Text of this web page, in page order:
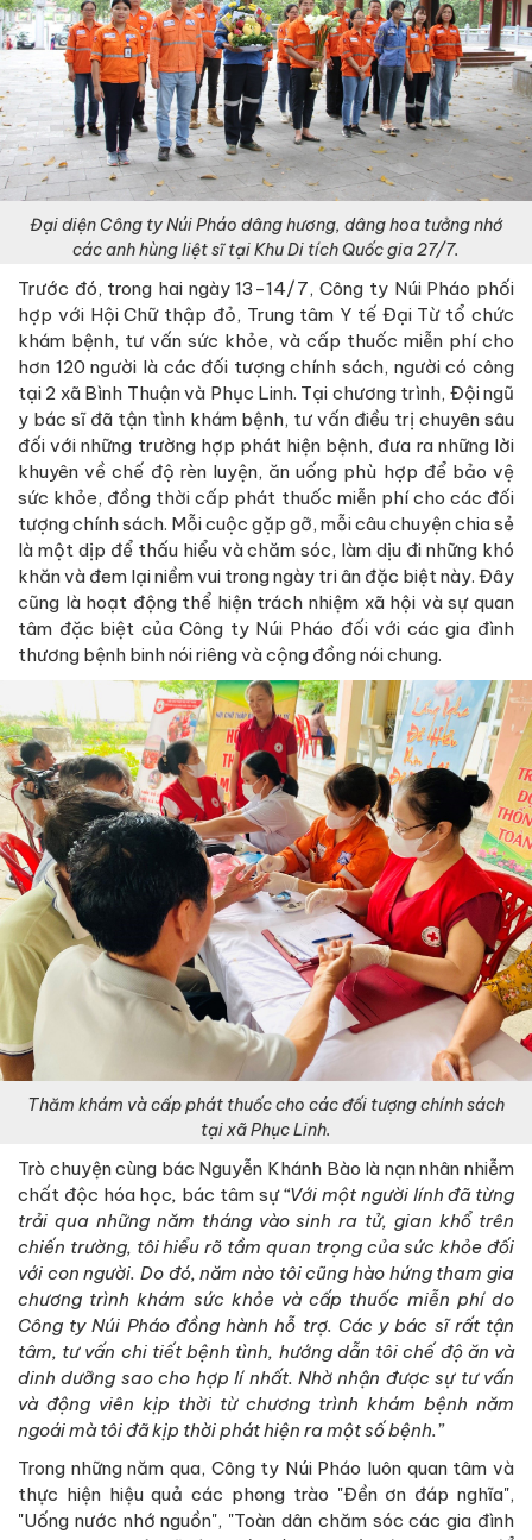
Đại diện Công ty Núi Pháo dâng hương, dâng hoa tưởng nhớ
các anh hùng liệt sĩ tại Khu Di tích Quốc gia 27/7.
Trước đó, trong hai ngày 13-14/7, Công ty Núi Pháo phối
hợp với Hội Chữ thập đỏ, Trung tâm Y tế Đại Từ tổ chức
khám bệnh, tư vấn sức khỏe, và cấp thuốc miễn phí cho
hơn 120 người là các đối tượng chính sách, người có công
tại 2 xã Bình Thuận và Phục Linh. Tại chương trình, Đội ngũ
y bác sĩ đã tận tình khám bệnh, tư vấn điều trị chuyên sâu
đối với những trường hợp phát hiện bệnh, đưa ra những lời
khuyên về chế độ rèn luyện, ăn uống phù hợp để bảo vệ
sức khỏe, đồng thời cấp phát thuốc miễn phí cho các đối
tượng chính sách. Mỗi cuộc gặp gỡ, mỗi câu chuyện chia sẻ
là một dịp để thấu hiểu và chăm sóc, làm dịu đi những khó
khăn và đem lại niềm vui trong ngày tri ân đặc biệt này. Đây
cũng là hoạt động thể hiện trách nhiệm xã hội và sự quan
tâm đặc biệt của Công ty Núi Pháo đối với các gia đình
thương bệnh binh nói riêng và cộng đồng nói chung.
Thăm khám và cấp phát thuốc cho các đối tượng chính sách
tại xã Phục Linh.
Trò chuyện cùng bác Nguyễn Khánh Bào là nạn nhân nhiễm
chất độc hóa học, bác tâm sự“Với một người lính đã từng
trải qua những năm tháng vào sinh ra tử, gian khổ trên
chiến trường, tôi hiểu rõ tầm quan trọng của sức khỏe đối
với con người. Do đó, năm nào tôi cũng hào hứng tham gia
chương trình khám sức khỏe và cấp thuốc miễn phí do
Công ty Núi Pháo đồng hành hỗ trợ. Các y bác sĩ rất tận
tâm, tư vấn chi tiết bệnh tình, hướng dẫn tôi chế độ ăn và
dinh dưỡng sao cho hợp lí nhất. Nhờ nhận được sự tư vấn
và động viên kịp thời từ chương trình khám bệnh năm
ngoái mà tôi đã kịp thời phát hiện ra một số bệnh.”
Trong những năm qua, Công ty Núi Pháo luôn quan tâm và
thực hiện hiệu quả các phong trào "Đền ơn đáp nghĩa",
"Uống nước nhớ nguồn", "Toàn dân chăm sóc các gia đình